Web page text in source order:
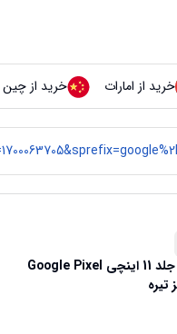
خرید از امارات خرید از چین
قاب HoYiXi برای جلد 11 اینچی Google Pixel